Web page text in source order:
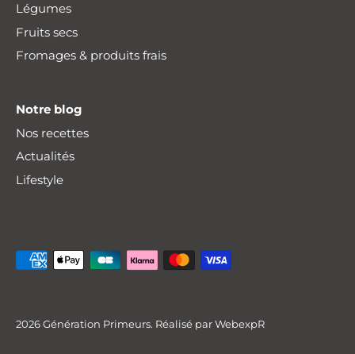
dès 30€ d'achat
Légumes
Fruits secs
Fromages & produits frais
Notre blog
Nos recettes
Actualités
Lifestyle
2026 Génération Primeurs. Réalisé par WebexpR